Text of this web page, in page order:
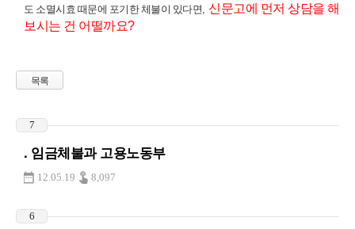
도 소멸시효 때문에 포기한 체불이 있다면, 신문고에 먼저 상담을 해
보시는 건 어떨까요?
목록
7
. 임금체불과 고용노동부
12.05.19 8,097
6